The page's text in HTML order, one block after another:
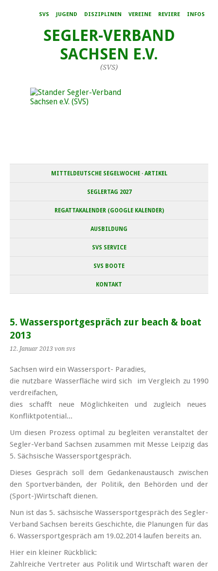
SVS JUGEND DISZIPLINEN VEREINE REVIERE INFOS
SEGLER-VERBAND
SACHSEN E.V.
(SVS)
MITTELDEUTSCHE SEGELWOCHE · ARTIKEL
SEGLERTAG 2027
REGATTAKALENDER (GOOGLE KALENDER)
AUSBILDUNG
SVS SERVICE
SVS BOOTE
KONTAKT
5. Wassersportgespräch zur beach & boat
2013
12. Januar 2013 von svs
Sachsen wird ein Wassersport- Paradies,
die nutzbare Wasserfläche wird sich im Vergleich zu 1990
verdreifachen,
dies schafft neue Möglichkeiten und zugleich neues
Konfliktpotential...
Um diesen Prozess optimal zu begleiten veranstaltet der
Segler-Verband Sachsen zusammen mit Messe Leipzig das
5. Sächsische Wassersportgespräch.
Dieses Gespräch soll dem Gedankenaustausch zwischen
den Sportverbänden, der Politik, den Behörden und der
(Sport-)Wirtschaft dienen.
Nun ist das 5. sächsische Wassersportgespräch des Segler-
Verband Sachsen bereits Geschichte, die Planungen für das
6. Wassersportgespräch am 19.02.2014 laufen bereits an.
Hier ein kleiner Rückblick:
Zahlreiche Vertreter aus Politik und Wirtschaft waren der